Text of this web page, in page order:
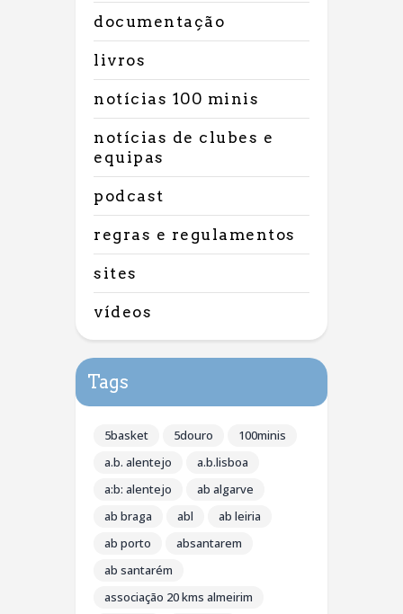
documentação
livros
notícias 100 minis
notícias de clubes e
equipas
podcast
regras e regulamentos
sites
vídeos
Tags
5basket 5douro
100minis
a.b. alentejo
a.b.lisboa
a:b: alentejo
ab algarve
ab braga
abl
ab leiria
ab porto
absantarem
ab santarém
associação 20 kms almeirim